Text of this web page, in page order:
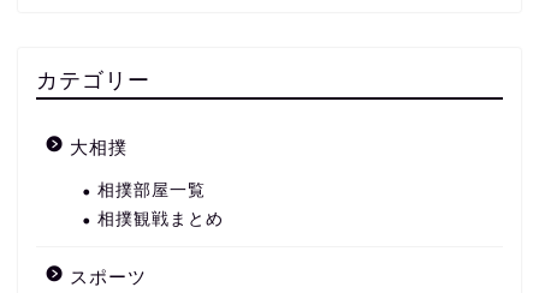
カテゴリー
大相撲
相撲部屋一覧
相撲観戦まとめ
スポーツ